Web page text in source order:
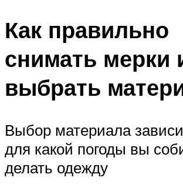
Как правильно
снимать мерки
выбрать
Выбор материала
для какой погоды вы
делать одежду